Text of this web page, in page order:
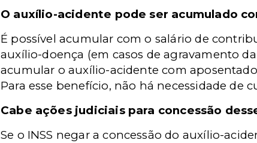
O auxílio-acidente pode ser acumulado
É possível acumular com o salário de
auxílio-doença (em casos de agravamento
acumular o auxílio-acidente com
Para esse benefício, não há necessidade de
Cabe ações judiciais para concessão
Se o INSS negar a concessão do auxílio-